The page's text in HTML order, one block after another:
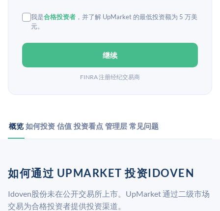
我是合格投资者 ，并了解 UpMarket 的最低投资额为 5 万美
元。
继续
FINRA 注册经纪交易商
概览 如何投资 估值 投资看点 管理层 常见问题
如何通过 UPMARKET 投资IDOVEN
Idoven股份未在公开交易所上市。UpMarket 通过二级市场
交易为合格投资者提供投资渠道。